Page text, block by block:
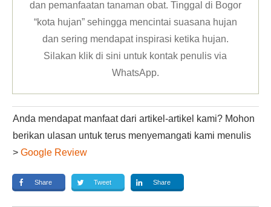
dan pemanfaatan tanaman obat. Tinggal di Bogor
“kota hujan” sehingga mencintai suasana hujan
dan sering mendapat inspirasi ketika hujan.
Silakan klikdi sini untuk kontak penulis via
WhatsApp.
Anda mendapat manfaat dari artikel-artikel kami? Mohon
berikan ulasan untuk terus menyemangati kami menulis
> Google Review
Share Tweet Share